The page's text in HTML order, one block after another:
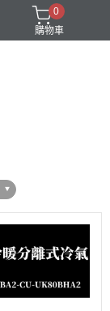
0
購物車